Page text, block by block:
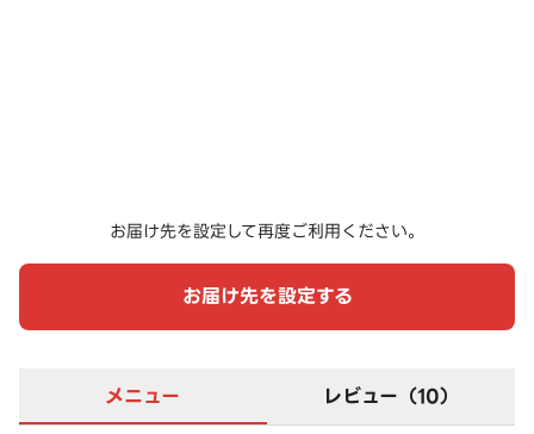
お届け先を設定して再度ご利用ください。
お届け先を設定する
メニュー レビュー（10）